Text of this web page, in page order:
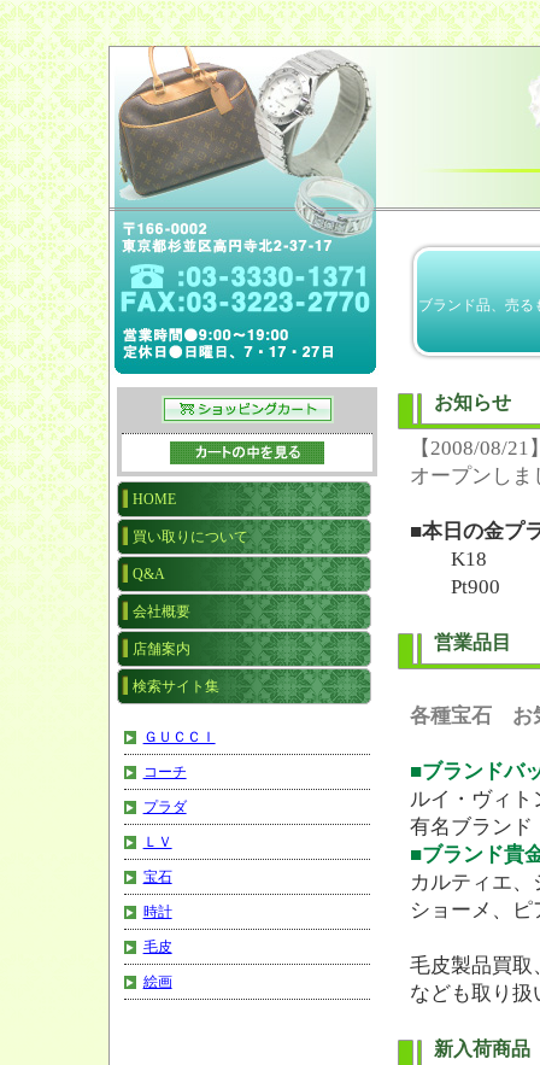
HOME
買い取りについて
Q&A
会社概要
店舗案内
検索サイト集
ＧＵＣＣＩ
コーチ
プラダ
ＬＶ
宝石
時計
毛皮
絵画
ブランド品、売
お知らせ
【2008/08/
オープンしま
■本日の金プ
K18 （
Pt900
営業品目
各種宝石 お
■ブランドバ
ルイ・ヴィ
有名ブランド
■ブランド貴
カルティエ
ショーメ、
毛皮製品買取
なども取り扱
新入荷商品